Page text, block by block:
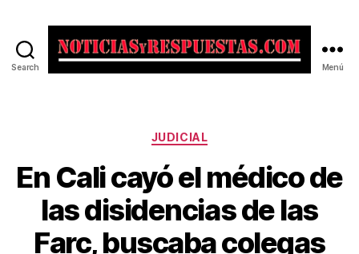
Search Menú
Categorías
JUDICIAL
En Cali cayó el médico de
las disidencias de las
Farc, buscaba colegas